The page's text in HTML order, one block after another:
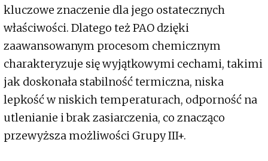
kluczowe znaczenie dla jego ostatecznych
właściwości. Dlatego też PAO dzięki
zaawansowanym procesom chemicznym
charakteryzuje się wyjątkowymi cechami, takimi
jak doskonała stabilność termiczna, niska
lepkość w niskich temperaturach, odporność na
utlenianie i brak zasiarczenia, co znacząco
przewyższa możliwości Grupy III+.